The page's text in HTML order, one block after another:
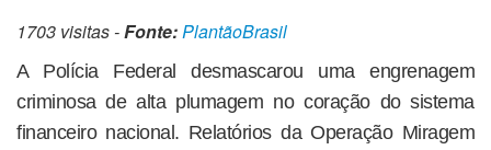
1703 visitas -Fonte:PlantãoBrasil
A Polícia Federal desmascarou uma engrenagem
criminosa de alta plumagem no coração do sistema
financeiro nacional. Relatórios da Operação Miragem